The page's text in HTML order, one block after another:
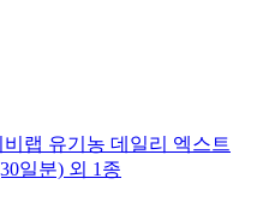
랩 유기농 데일리 엑스트
일분) 외 1종